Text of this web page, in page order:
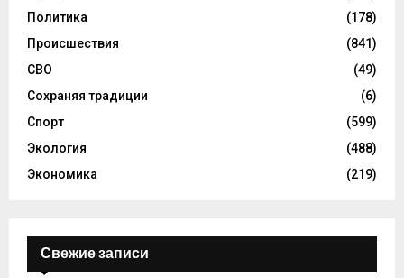
Политика
(178)
Происшествия
(841)
СВО
(49)
Сохраняя традиции
(6)
Спорт
(599)
Экология
(488)
Экономика
(219)
Свежие записи